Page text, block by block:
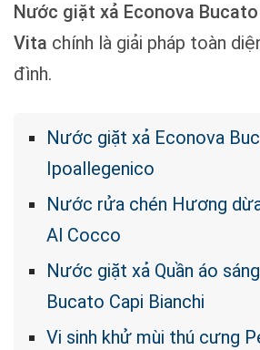
Nước giặt xả Econova
Vita chính là giải pháp toàn
đình.
Nước giặt xả Econova
Ipoallegenico
Nước rửa chén Hương
Al Cocco
Nước giặt xả Quần áo
Bucato Capi Bianchi
Vi sinh khử mùi thú cưng